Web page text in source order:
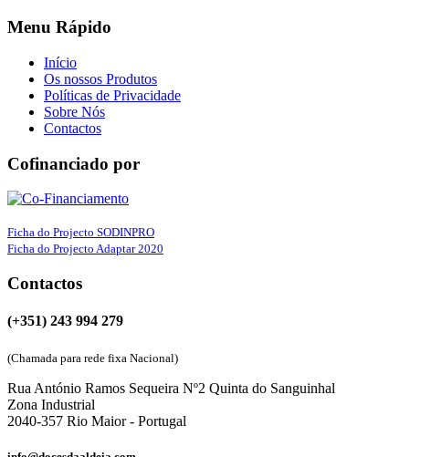
Menu Rápido
Início
Os nossos Produtos
Políticas de Privacidade
Sobre Nós
Contactos
Cofinanciado por
Ficha do Projecto SODINPRO
Ficha do Projecto Adaptar 2020
Contactos
(+351) 243 994 279
(Chamada para rede fixa Nacional)
Rua António Ramos Sequeira Nº2 Quinta do Sanguinhal
Zona Industrial
2040-357 Rio Maior - Portugal